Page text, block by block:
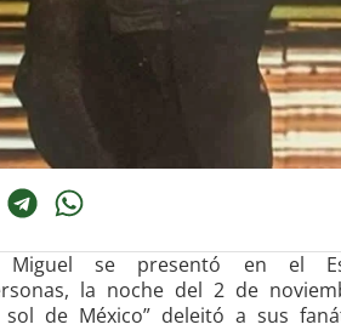
se presentó en el
la noche del 2 de
de México” deleitó a sus